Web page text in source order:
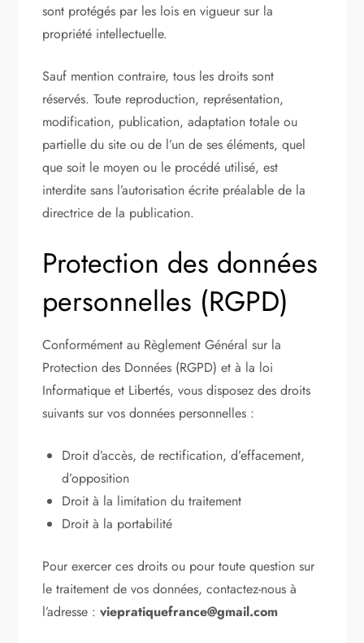
sont protégés par les lois en vigueur sur la
propriété intellectuelle.
Sauf mention contraire, tous les droits sont
réservés. Toute reproduction, représentation,
modification, publication, adaptation totale ou
partielle du site ou de l’un de ses éléments, quel
que soit le moyen ou le procédé utilisé, est
interdite sans l’autorisation écrite préalable de la
directrice de la publication.
Protection des données
personnelles (RGPD)
Conformément au Règlement Général sur la
Protection des Données (RGPD) et à la loi
Informatique et Libertés, vous disposez des droits
suivants sur vos données personnelles :
Droit d’accès, de rectification, d’effacement,
d’opposition
Droit à la limitation du traitement
Droit à la portabilité
Pour exercer ces droits ou pour toute question sur
le traitement de vos données, contactez-nous à
l’adresse :viepratiquefrance@gmail.com